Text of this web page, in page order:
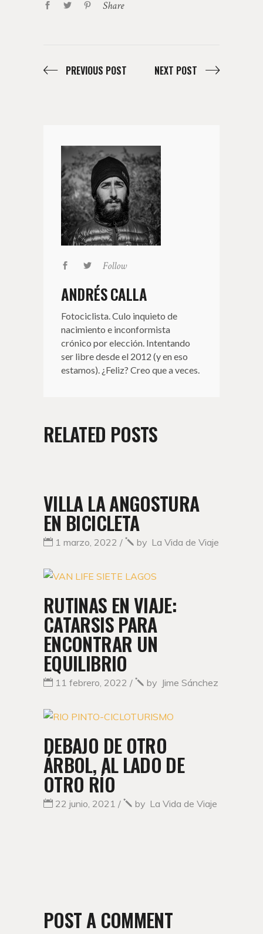
Share
PREVIOUS POST NEXT POST
Follow
ANDRÉS CALLA
Fotociclista. Culo inquieto de
nacimiento e inconformista
crónico por elección. Intentando
ser libre desde el 2012 (y en eso
estamos). ¿Feliz? Creo que a veces.
RELATED POSTS
VILLA LA ANGOSTURA
EN BICICLETA
1 marzo, 2022 by La Vida de Viaje
RUTINAS EN VIAJE:
CATARSIS PARA
ENCONTRAR UN
EQUILIBRIO
11 febrero, 2022 by Jime Sánchez
DEBAJO DE OTRO
ÁRBOL, AL LADO DE
OTRO RÍO
22 junio, 2021 by La Vida de Viaje
POST A COMMENT